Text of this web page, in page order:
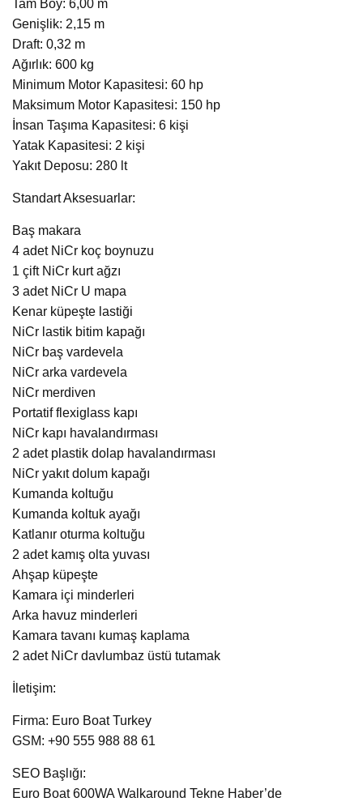
Tam Boy: 6,00 m
Genişlik: 2,15 m
Draft: 0,32 m
Ağırlık: 600 kg
Minimum Motor Kapasitesi: 60 hp
Maksimum Motor Kapasitesi: 150 hp
İnsan Taşıma Kapasitesi: 6 kişi
Yatak Kapasitesi: 2 kişi
Yakıt Deposu: 280 lt
Standart Aksesuarlar:
Baş makara
4 adet NiCr koç boynuzu
1 çift NiCr kurt ağzı
3 adet NiCr U mapa
Kenar küpeşte lastiği
NiCr lastik bitim kapağı
NiCr baş vardevela
NiCr arka vardevela
NiCr merdiven
Portatif flexiglass kapı
NiCr kapı havalandırması
2 adet plastik dolap havalandırması
NiCr yakıt dolum kapağı
Kumanda koltuğu
Kumanda koltuk ayağı
Katlanır oturma koltuğu
2 adet kamış olta yuvası
Ahşap küpeşte
Kamara içi minderleri
Arka havuz minderleri
Kamara tavanı kumaş kaplama
2 adet NiCr davlumbaz üstü tutamak
İletişim:
Firma: Euro Boat Turkey
GSM: +90 555 988 88 61
SEO Başlığı:
Euro Boat 600WA Walkaround Tekne Haber’de